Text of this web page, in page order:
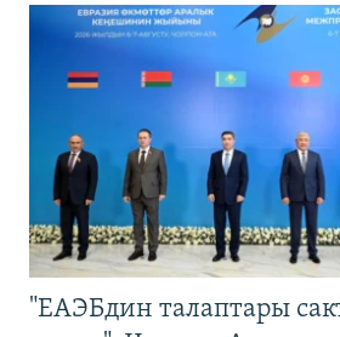
"ЕАЭБдин талаптары